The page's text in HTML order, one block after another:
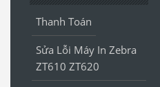
Thanh Toán
Sửa Lỗi Máy In Zebra
ZT610 ZT620